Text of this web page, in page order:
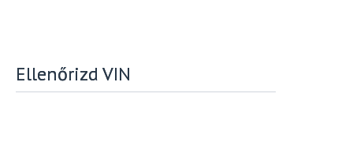
Ellenőrizd VIN